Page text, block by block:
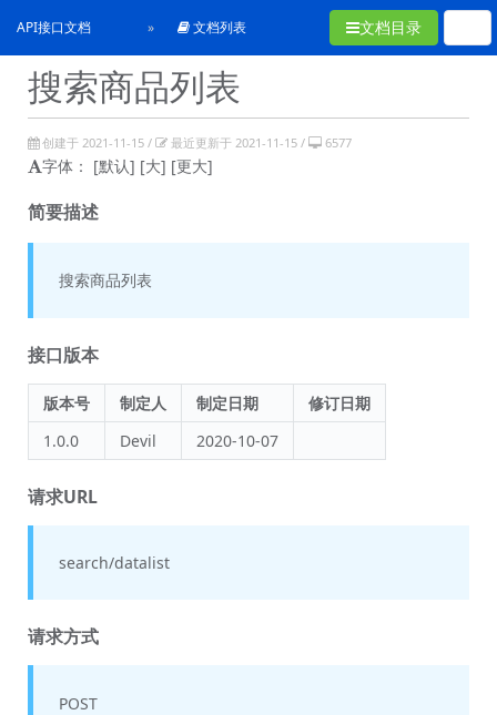
API接口文档 文档列表 文档目录
搜索商品列表
创建于 2021-11-15 / 最近更新于 2021-11-15 / 6577
字体： [默认] [大] [更大]
简要描述
搜索商品列表
接口版本
版本号 制定人 制定日期
修订日期
1.0.0
Devil 2020-10-07
请求URL
search/datalist
请求方式
POST